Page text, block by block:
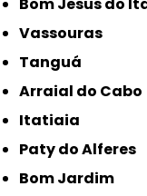
Bom Jesus do
Vassouras
Tanguá
Arraial do Cabo
Itatiaia
Paty do Alferes
Bom Jardim